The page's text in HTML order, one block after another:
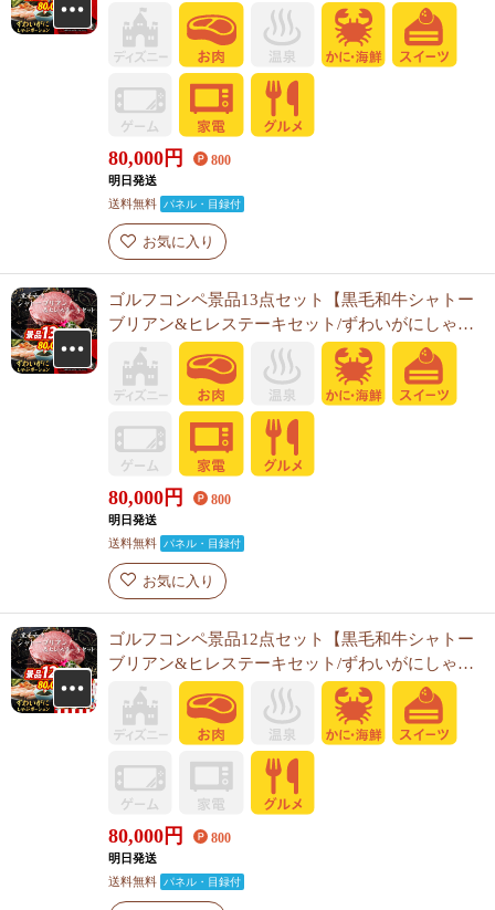
ポーション 他】A3パネル・目録付き<送料無料>
80,000円 800
明日発送
送料無料
パネル・目録付
お気に入り
ゴルフコンペ景品13点セット【黒毛和牛シャトー
ブリアン&ヒレステーキセット/ずわいがにしゃぶ
ポーション 他】A3パネル・目録付き<送料無料>
80,000円 800
明日発送
送料無料
パネル・目録付
お気に入り
ゴルフコンペ景品12点セット【黒毛和牛シャトー
ブリアン&ヒレステーキセット/ずわいがにしゃぶ
ポーション 他】A3パネル・目録付き<送料無料>
80,000円 800
明日発送
送料無料 パネル・目録付